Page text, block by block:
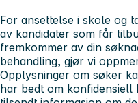
For ansettelse i skole og
av kandidater som får
fremkommer av din
behandling, gjør vi
Opplysninger om søker
har bedt om konfidensiell